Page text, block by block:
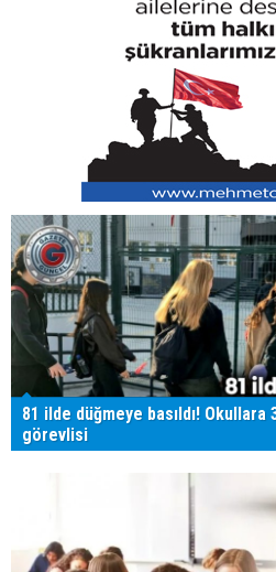
81 ilde düğmeye basıldı!
görevlisi